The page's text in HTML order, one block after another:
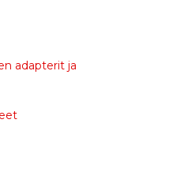
adapterit ja